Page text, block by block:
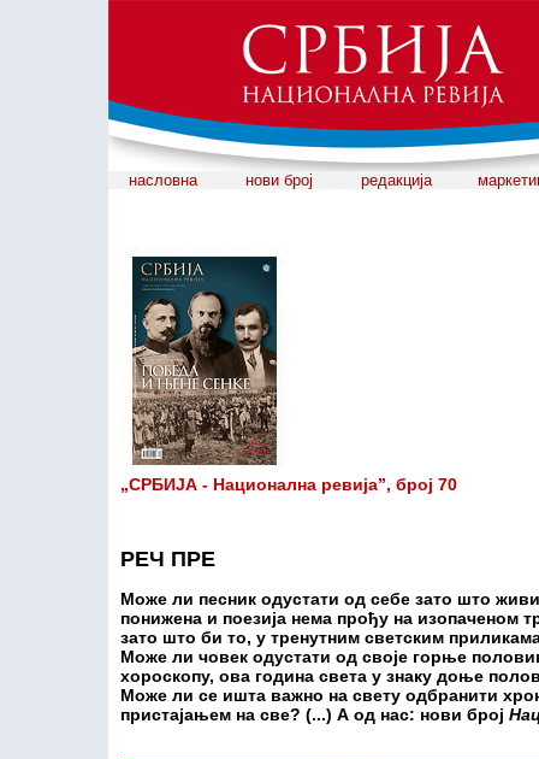
насловна нови број редакција
„СРБИЈА - Национална ревија”, број 70
РЕЧ ПРЕ
Може ли песник одустати од себе зато што
понижена и поезија нема прођу на изопаченом
зато што би то, у тренутним светским
Може ли човек одустати од своје горње
хороскопу, ова година света у знаку доње
Може ли се ишта важно на свету одбранити
пристајањем на све? (...) А од нас: нови број